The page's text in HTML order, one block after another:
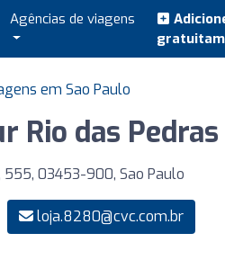
Agências de viagens
em Sao Paulo
Rio das Pedras
555, 03453-900, Sao Paulo
loja.8280@cvc.com.br